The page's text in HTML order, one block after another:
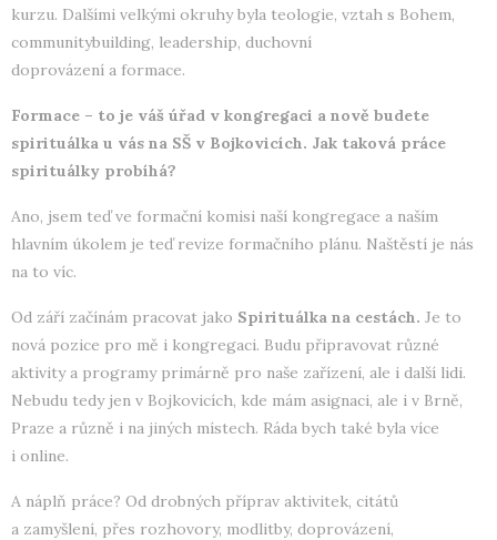
kurzu. Dalšími velkými okruhy byla teologie, vztah s Bohem,
communitybuilding, leadership, duchovní
doprovázení a formace.
Formace – to je váš úřad v kongregaci a nově budete
spirituálka u vás na SŠ v Bojkovicích. Jak taková práce
spirituálky probíhá?
Ano, jsem teď ve formační komisi naší kongregace a naším
hlavním úkolem je teď revize formačního plánu. Naštěstí je nás
na to víc.
Od září začínám pracovat jako Spirituálka na cestách. Je to
nová pozice pro mě i kongregaci. Budu připravovat různé
aktivity a programy primárně pro naše zařízení, ale i další lidi.
Nebudu tedy jen v Bojkovicích, kde mám asignaci, ale i v Brně,
Praze a různě i na jiných místech. Ráda bych také byla více
i online.
A náplň práce? Od drobných příprav aktivitek, citátů
a zamyšlení, přes rozhovory, modlitby, doprovázení,